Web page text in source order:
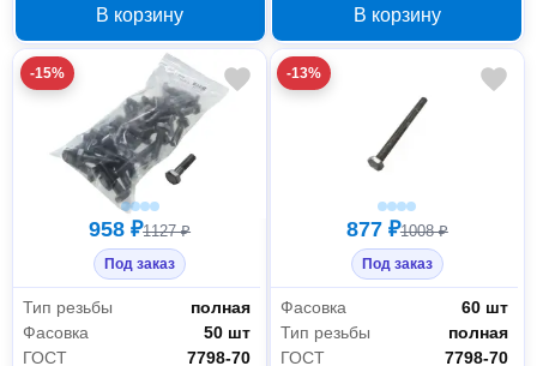
В корзину
70 600038
В корзину
-15%
958 ₽1127 ₽
Под заказ
Тип резьбы
полная
Фасовка
50 шт
ГОСТ
7798-70
-13%
877 ₽1008 ₽
Под заказ
Фасовка
60 шт
Тип резьбы
полная
ГОСТ
7798-70